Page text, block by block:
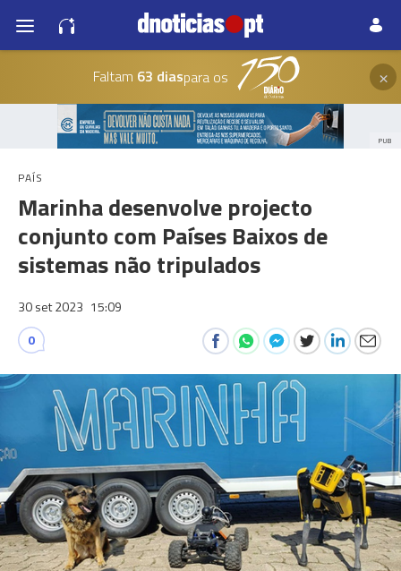
Faltam 63 diaspara os ×
PUB
PAÍS
Marinha desenvolve projecto
conjunto com Países Baixos de
sistemas não tripulados
30 set 2023 15:09
0